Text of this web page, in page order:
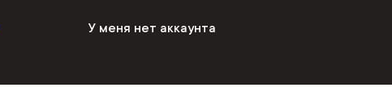
У меня нет аккаунта